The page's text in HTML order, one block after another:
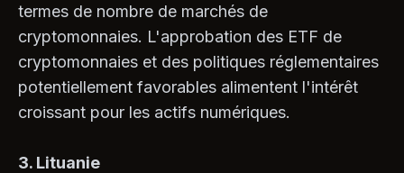
termes de nombre de marchés de
cryptomonnaies. L'approbation des ETF de
cryptomonnaies et des politiques réglementaires
potentiellement favorables alimentent l'intérêt
croissant pour les actifs numériques.
3. Lituanie